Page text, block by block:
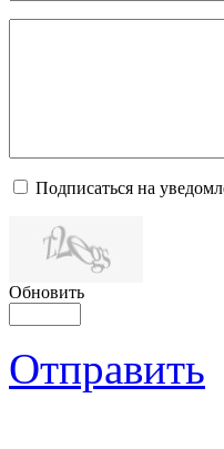
Подписаться на
Обновить
Отправить